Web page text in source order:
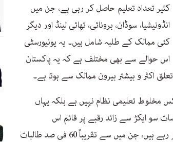
کثیر تعداد تعلیم حاصل کر رہی ہے، جن میں
انڈونیشیا، سوڈان، برونائی، تھائی لینڈ اور دیگر
کئی ممالک کے طلبہ شامل ہیں۔ یہ یونیورسٹی
اس حوالے سے بھی مختلف ہے کہ یہ پاکستان
اکثر و بیشتر بیرون ممالک سے ہوتا ہے۔
مخلوط تعلیمی نظام نہیں ہے بلکہ یہاں
سو ایکڑ سے زائد رقبے پر قائم اس
یونیورسٹی میں لگ بھگ 26 ہزار طلبہ تعلیم حاصل کر رہے ہیں، جن میں سے تقریباً 60 فی صد طالبات